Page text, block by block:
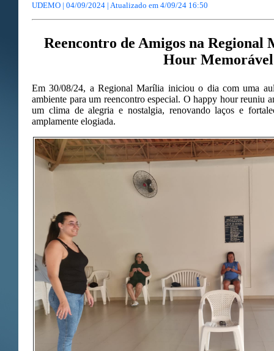
UDEMO | 04/09/2024 | Atualizado em 4/09/24 16:50
Reencontro de Amigos na
Hour Memorável
Em 30/08/24, a Regional Marília iniciou o dia com uma
ambiente para um reencontro especial. O happy hour reuniu
um clima de alegria e nostalgia, renovando laços e
amplamente elogiada.